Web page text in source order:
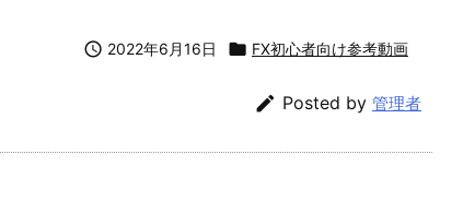
 2022年6月16日  FX初心者向け参考動画
 Posted by 管理者